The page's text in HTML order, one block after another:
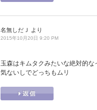
名無しだＪ より
2015年10月20日 9:20 PM
玉森はキムタクみたいな絶対的
気ないしでどっちもムリ